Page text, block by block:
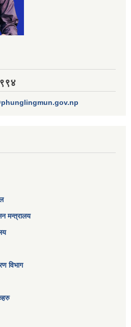
मन्त्रालय
विभाग